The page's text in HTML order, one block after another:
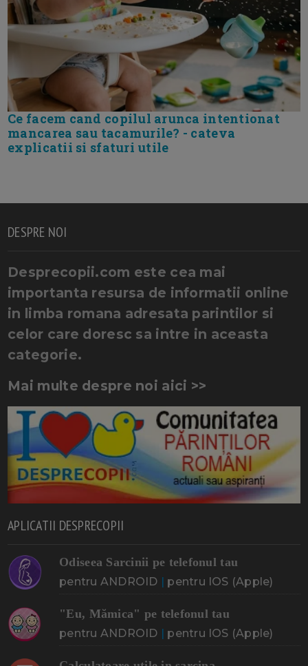
Ce facem cand copilul arunca intentionat
mancarea sau tacamurile? - cateva
explicatii si sfaturi utile
DESPRE NOI
Desprecopii.com este cea mai
importanta resursa de informatii online
in limba romana adresata parintilor si
celor care doresc sa intre in aceasta
categorie.
Mai multe despre noi aici >>
APLICATII DESPRECOPII
Odiseea Sarcinii pe telefonul tau
pentru ANDROID pentru IOS (Apple)
"Eu, Mămica" pe telefonul tau
pentru ANDROID pentru IOS (Apple)